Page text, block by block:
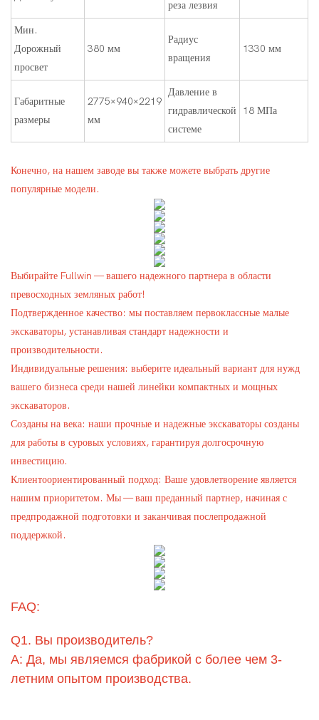
реза лезвия
Мин.
Дорожный
просвет
380 мм
Радиус
вращения
1330 мм
Габаритные
размеры
2775×940×2219
мм
Давление в
гидравлической
системе
18 МПа
Конечно, на нашем заводе вы также можете выбрать другие
популярные модели.
Выбирайте Fullwin — вашего надежного партнера в области
превосходных земляных работ!
Подтвержденное качество: мы поставляем первоклассные малые
экскаваторы, устанавливая стандарт надежности и
производительности.
Индивидуальные решения: выберите идеальный вариант для нужд
вашего бизнеса среди нашей линейки компактных и мощных
экскаваторов.
Созданы на века: наши прочные и надежные экскаваторы созданы
для работы в суровых условиях, гарантируя долгосрочную
инвестицию.
Клиентоориентированный подход: Ваше удовлетворение является
нашим приоритетом. Мы — ваш преданный партнер, начиная с
предпродажной подготовки и заканчивая послепродажной
поддержкой.
FAQ:
Q1. Вы производитель?
A: Да, мы являемся фабрикой с более чем 3-
летним опытом производства.